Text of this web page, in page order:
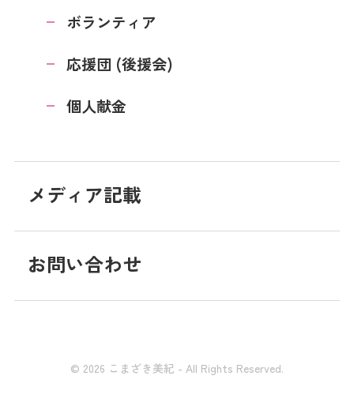
ボランティア
応援団 (後援会)
個人献金
メディア記載
お問い合わせ
© 2026 こまざき美紀 - All Rights Reserved.